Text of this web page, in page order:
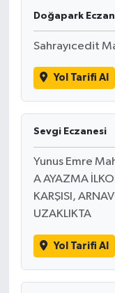
Doğapark
Sahrayıcedit
Yol Tarifi Al
Sevgi Eczanesi
Yunus Emre
A AYAZMA
KARŞISI,
UZAKLIKTA
Yol Tarifi Al